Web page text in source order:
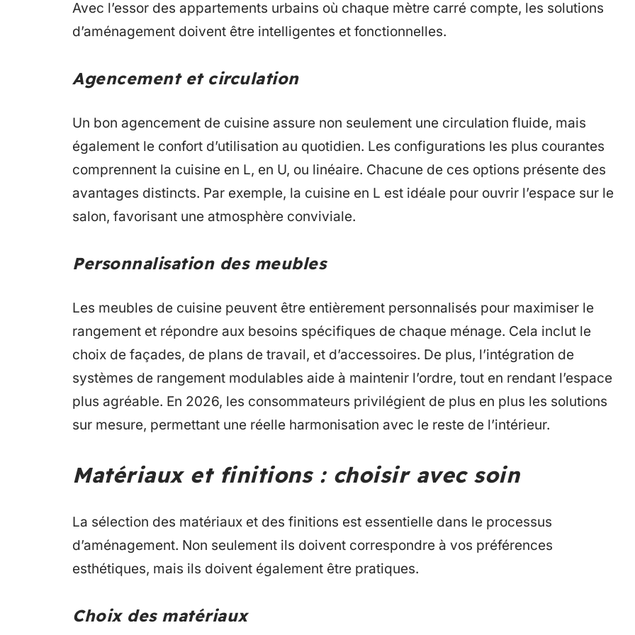
Avec l’essor des appartements urbains où chaque mètre carré compte, les solutions
d’aménagement doivent être intelligentes et fonctionnelles.
Agencement et circulation
Un bon agencement de cuisine assure non seulement une circulation fluide, mais
également le confort d’utilisation au quotidien. Les configurations les plus courantes
comprennent la cuisine en L, en U, ou linéaire. Chacune de ces options présente des
avantages distincts. Par exemple, la cuisine en L est idéale pour ouvrir l’espace sur le
salon, favorisant une atmosphère conviviale.
Personnalisation des meubles
Les meubles de cuisine peuvent être entièrement personnalisés pour maximiser le
rangement et répondre aux besoins spécifiques de chaque ménage. Cela inclut le
choix de façades, de plans de travail, et d’accessoires. De plus, l’intégration de
systèmes de rangement modulables aide à maintenir l’ordre, tout en rendant l’espace
plus agréable. En 2026, les consommateurs privilégient de plus en plus les solutions
sur mesure, permettant une réelle harmonisation avec le reste de l’intérieur.
Matériaux et finitions : choisir avec soin
La sélection des matériaux et des finitions est essentielle dans le processus
d’aménagement. Non seulement ils doivent correspondre à vos préférences
esthétiques, mais ils doivent également être pratiques.
Choix des matériaux